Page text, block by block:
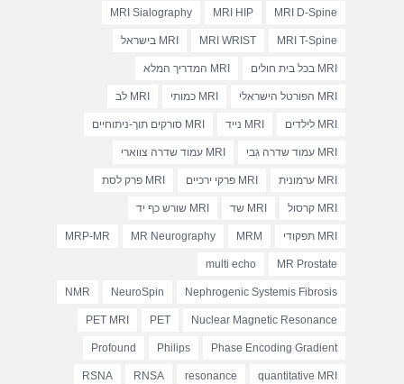
MRI D-Spine
MRI HIP
MRI Sialography
MRI T-Spine
MRI WRIST MRI בישראל
MRI בכל בית חולים MRI המדריך המלא
MRI הפורטל הישראלי MRI כמותי MRI לב
MRI לילדים MRI נייד MRI סורקים תוך-ניתוחיים
MRI עמוד שדרה גבי MRI עמוד שדרה צווארי
MRI ערמונית MRI פרקי ירכיים MRI פרק לסת
MRI קרסול MRI שד MRI שורש כף יד
MRI תפקודי MRM
MR Neurography
MRP-MR
MR Prostate
multi echo
Nephrogenic Systemis Fibrosis
NeuroSpin
NMR
Nuclear Magnetic Resonance
PET
PET MRI
Phase Encoding Gradient
Philips
Profound
quantitative MRI
resonance
RNSA
RSNA